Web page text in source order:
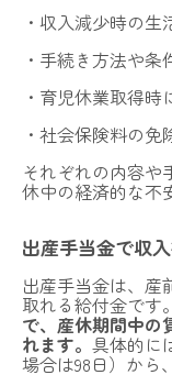
・収入減少時の
・手続き方法や
・育児休業取得
・社会保険料の免
それぞれの内容や
休中の経済的な不
出産手当金で収
出産手当金は、産
取れる給付金です。
で、産休期間中の
れます。 具体的に
場合は98日）から